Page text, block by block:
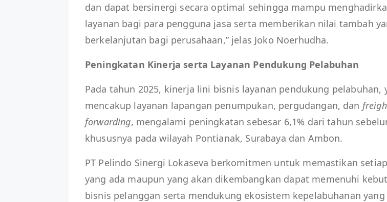
dan dapat bersinergi secara optimal sehingga mampu
layanan bagi para pengguna jasa serta memberikan nilai tambah
berkelanjutan bagi perusahaan,” jelas Joko Noerhudha.
Peningkatan Kinerja serta Layanan Pendukung Pelabuhan
Pada tahun 2025, kinerja lini bisnis layanan pendukung pelabuhan,
mencakup layanan lapangan penumpukan, pergudangan, dan
forwarding, mengalami peningkatan sebesar 6,1% dari tahun
khususnya pada wilayah Pontianak, Surabaya dan Ambon.
PT Pelindo Sinergi Lokaseva berkomitmen untuk memastikan
yang ada maupun yang akan dikembangkan dapat memenuhi
bisnis pelanggan serta mendukung ekosistem kepelabuhanan yang